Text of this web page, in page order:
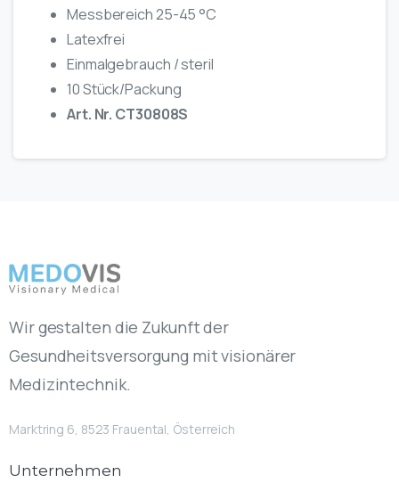
Messbereich 25-45 °C
Latexfrei
Einmalgebrauch / steril
10 Stück/Packung
Art. Nr. CT30808S
Wir gestalten die Zukunft der
Gesundheitsversorgung mit visionärer
Medizintechnik.
Marktring 6, 8523 Frauental, Österreich
Unternehmen